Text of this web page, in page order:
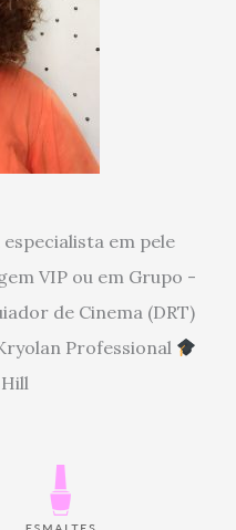
em pele
VIP ou em Grupo -
de Cinema (DRT)
Professional